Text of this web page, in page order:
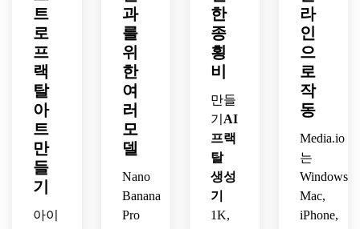
갖춘
매우
디테
일한
디지
털 아
트로
증기
파 프
랙탈
포털
을 생
세요.
으로
한 고
디테
일 프
리미
엄 인
쇄 가
능 품
질로
만든
프랙
을 생
성하
트
로
프
랙
탈
아
트
만
들
기
아이
과
를
위
한
여
러
모
델
Nano
Banana
Pro
한
종
횡
비
만들
기 AI
프랙
탈
생성
기
1K,
라
인
으
로
작
동
Media.io
는
Windows,
Mac,
iPhone,